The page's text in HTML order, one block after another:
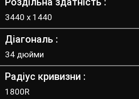
3440 x 1440
Діагональ
34 дюйми
Радіус кривизни
1800R